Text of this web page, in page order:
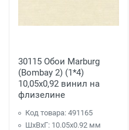
30115 Обои Marburg
(Bombay 2) (1*4)
10,05x0,92 винил на
флизелине
Код товара: 491165
ШхВхГ: 10.05х0.92 мм